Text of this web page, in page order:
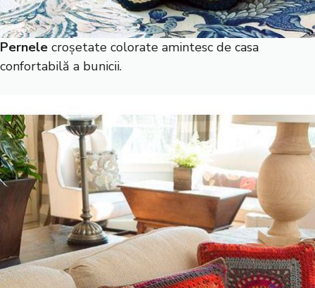
Pernele croșetate colorate amintesc de casa
confortabilă a bunicii.